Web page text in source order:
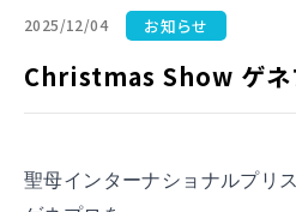
2025/12/04 お知らせ
Christmas Show ゲネ
聖母インターナショナルプリ